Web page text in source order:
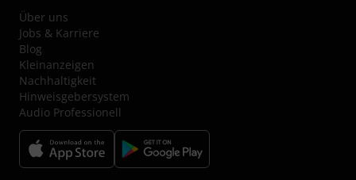
Über uns
Jobs & Karriere
Blog
Kleinanzeigen
Nachhaltigkeit
Hinweisgebersystem
Audio Professionell